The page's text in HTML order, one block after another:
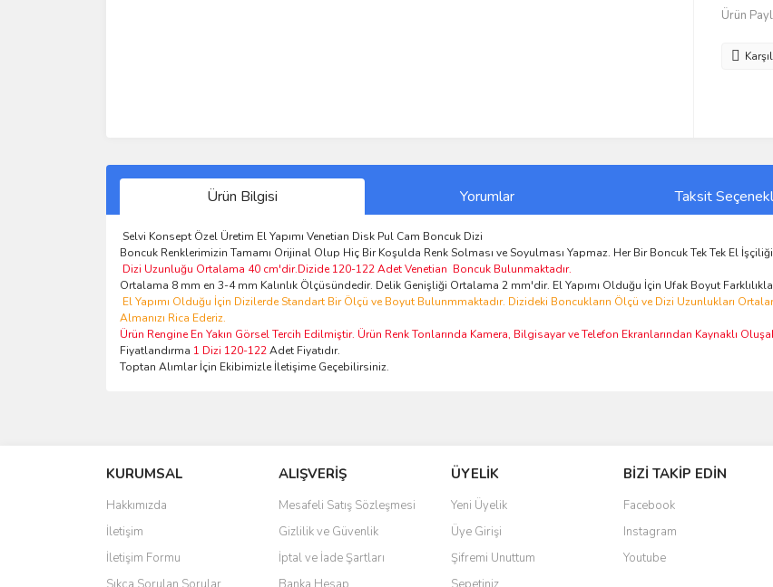
Ürün
Ürün Bilgisi Yorumlar Taksit
Selvi Konsept Özel Üretim El Yapımı Venetian Disk Pul Cam Boncuk Dizi
Boncuk Renklerimizin Tamamı Orijinal Olup Hiç Bir Koşulda Renk Solması ve Soyulması Yapmaz. Her Bir Boncuk Tek Tek El
Dizi Uzunluğu Ortalama 40 cm'dir.Dizide 120-122 Adet Venetian Boncuk Bulunmaktadır.
Ortalama 8 mm en 3-4 mm Kalınlık Ölçüsündedir. Delik Genişliği Ortalama 2 mm'dir. El Yapımı Olduğu İçin Ufak Boyut
El Yapımı Olduğu İçin Dizilerde Standart Bir Ölçü ve Boyut Bulunmmaktadır. Dizideki Boncukların Ölçü ve Dizi Uzunlukları
Almanızı Rica Ederiz.
Ürün Rengine En Yakın Görsel Tercih Edilmiştir. Ürün Renk Tonlarında Kamera, Bilgisayar ve Telefon Ekranlarından Kaynaklı
Fiyatlandırma 1 Dizi 120-122Adet Fiyatıdır.
Toptan Alımlar İçin Ekibimizle İletişime Geçebilirsiniz.
Ürün resmi kalitesiz, bozuk veya görüntülenemiyor.
Ürün açıklamasında eksik bilgiler bulunuyor.
Ürün bilgilerinde hatalar bulunuyor.
Ürün fiyatı diğer sitelerden daha pahalı.
Bu ürüne benzer farklı alternatifler olmalı.
KURUMSAL
Hakkımızda
İletişim
İletişim Formu
ALIŞVERİŞ
Mesafeli Satış Sözleşmesi
Gizlilik ve Güvenlik
İptal ve İade Şartları
ÜYELİK
Yeni Üyelik
Üye Girişi
Şifremi Unuttum
BİZİ TAKİP EDİN
Facebook
Instagram
Youtube